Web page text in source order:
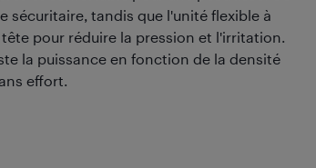
sécuritaire, tandis que l'unité flexible à
pour réduire la pression et l'irritation.
la puissance en fonction de la densité
effort.